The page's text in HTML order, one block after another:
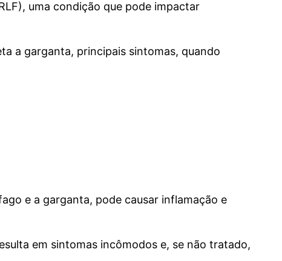
uma condição que pode impactar
a garganta, principais sintomas, quando
e a garganta, pode causar inflamação e
em sintomas incômodos e, se não tratado,